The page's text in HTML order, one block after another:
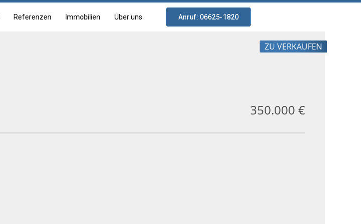
Referenzen Immobilien Über uns Anruf: 06625-1820
ZU VERKAUFEN
350.000 €